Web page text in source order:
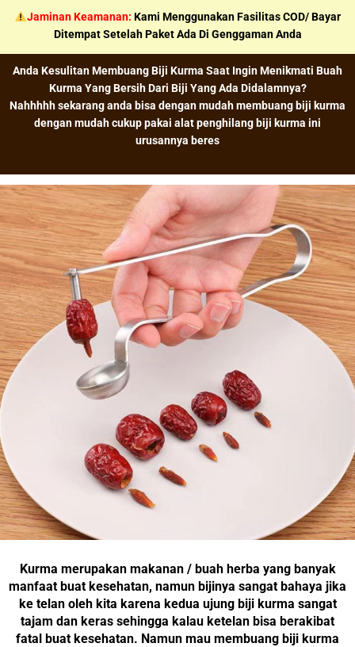
Jaminan Keamanan: Kami Menggunakan Fasilitas COD/ Bayar
Ditempat Setelah Paket Ada Di Genggaman Anda
Anda Kesulitan Membuang Biji Kurma Saat Ingin Menikmati Buah
Kurma Yang Bersih Dari Biji Yang Ada Didalamnya?
Nahhhhh sekarang anda bisa dengan mudah membuang biji kurma
dengan mudah cukup pakai alat penghilang biji kurma ini
urusannya beres
Kurma merupakan makanan / buah herba yang banyak
manfaat buat kesehatan, namun bijinya sangat bahaya jika
ke telan oleh kita karena kedua ujung biji kurma sangat
tajam dan keras sehingga kalau ketelan bisa berakibat
fatal buat kesehatan. Namun mau membuang biji kurma